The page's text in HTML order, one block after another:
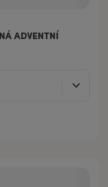
ADVENTNÍ